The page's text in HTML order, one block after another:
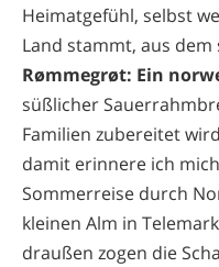
Heimatgefühl, selbst
Land stammt, aus dem
Rømmegrøt: Ein
süßlicher
Familien zubereitet
damit erinnere ich
Sommerreise durch
kleinen Alm in
draußen zogen die